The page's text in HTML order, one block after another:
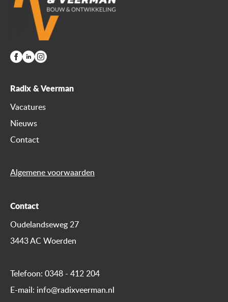
Radix & Veerman
Vacatures
Nieuws
Contact
Algemene voorwaarden
Contact
Oudelandseweg 27
3443 AC Woerden
Telefoon: 0348 - 412 204
E-mail: info@radixveerman.nl